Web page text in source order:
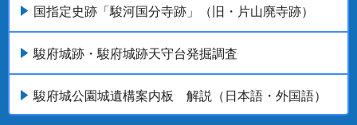
国指定史跡「駿河国分寺跡」（旧・片山廃寺跡）
駿府城跡・駿府城跡天守台発掘調査
駿府城公園城遺構案内板 解説（日本語・外国語）